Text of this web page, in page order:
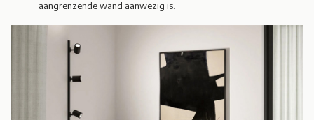
aangrenzende wand aanwezig is.